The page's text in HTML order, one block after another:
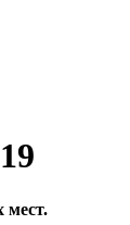
мест.